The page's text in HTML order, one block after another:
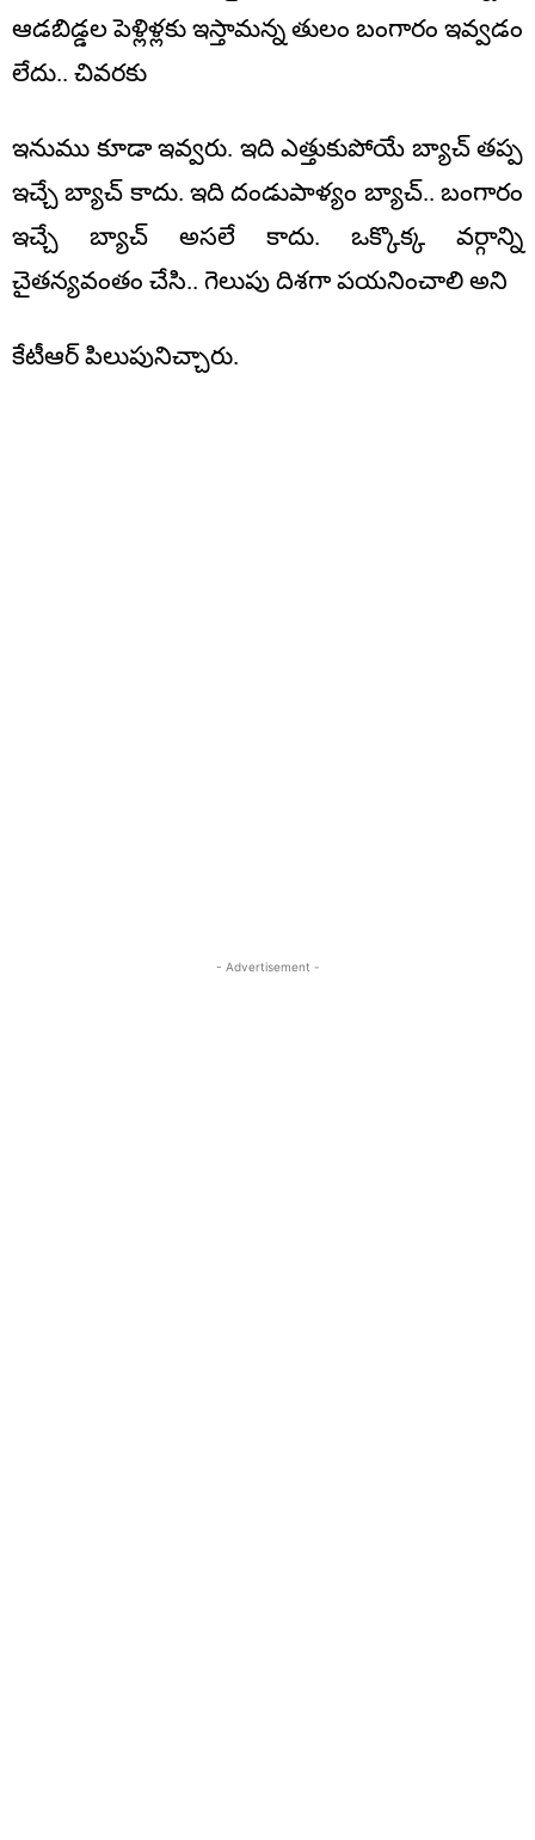
ఆడ‌బిడ్డ‌ల పెళ్లిళ్ల‌కు ఇస్తామ‌న్న తులం బంగారం ఇవ్వ‌డం
లేదు.. చివ‌ర‌కు
ఇనుము కూడా ఇవ్వ‌రు. ఇది ఎత్తుకుపోయే బ్యాచ్ త‌ప్ప
ఇచ్చే బ్యాచ్ కాదు. ఇది దండుపాళ్యం బ్యాచ్.. బంగారం
ఇచ్చే బ్యాచ్ అస‌లే కాదు. ఒక్కొక్క వ‌ర్గాన్ని
చైత‌న్య‌వంతం చేసి.. గెలుపు దిశ‌గా ప‌య‌నించాలి అని
కేటీఆర్ పిలుపునిచ్చారు.
- Advertisement -